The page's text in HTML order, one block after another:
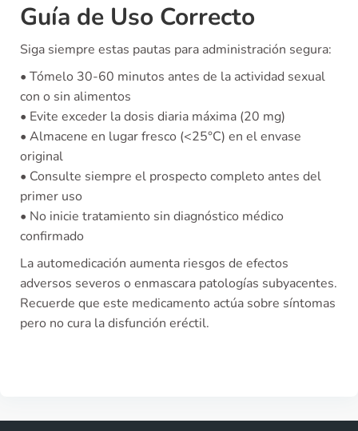
Guía de Uso Correcto
Siga siempre estas pautas para administración segura:
• Tómelo 30-60 minutos antes de la actividad sexual
con o sin alimentos
• Evite exceder la dosis diaria máxima (20 mg)
• Almacene en lugar fresco (<25°C) en el envase
original
• Consulte siempre el prospecto completo antes del
primer uso
• No inicie tratamiento sin diagnóstico médico
confirmado
La automedicación aumenta riesgos de efectos
adversos severos o enmascara patologías subyacentes.
Recuerde que este medicamento actúa sobre síntomas
pero no cura la disfunción eréctil.